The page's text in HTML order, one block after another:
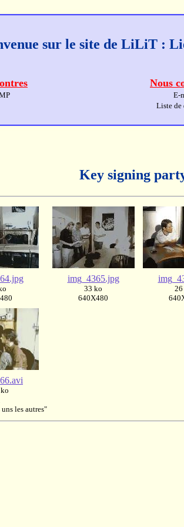
sur le site de LiLiT :
Nous
E-
Liste
Key signing
img_4365.jpg
33 ko
640X480
26
les autres"